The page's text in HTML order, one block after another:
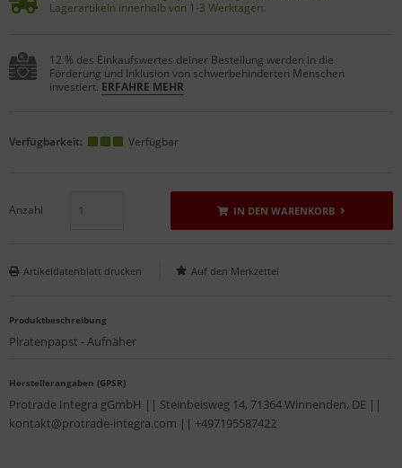
Lagerartikeln innerhalb von 1-3 Werktagen.
12 % des Einkaufswertes deiner Bestellung werden in die
Förderung und Inklusion von schwerbehinderten Menschen
investiert. ERFAHRE MEHR
Verfügbarkeit: Verfügbar
Anzahl IN DEN WARENKORB
Artikeldatenblatt drucken
Produktbeschreibung
Piratenpapst - Aufnäher
Herstellerangaben (GPSR)
Protrade Integra gGmbH || Steinbeisweg 14, 71364 Winnenden, DE ||
kontakt@protrade-integra.com || +497195587422